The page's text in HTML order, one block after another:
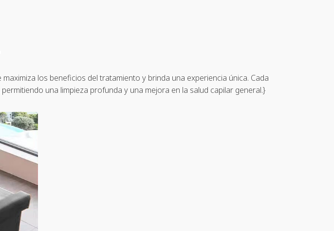
los beneficios del tratamiento y brinda una experiencia única. Cada
una limpieza profunda y una mejora en la salud capilar general.}